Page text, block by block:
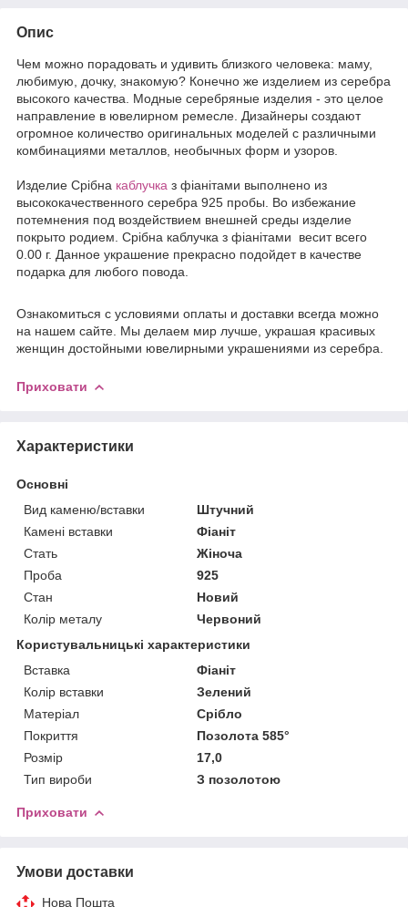
Опис
Чем можно порадовать и удивить близкого человека: маму,
любимую, дочку, знакомую? Конечно же изделием из серебра
высокого качества. Модные серебряные изделия - это целое
направление в ювелирном ремесле. Дизайнеры создают
огромное количество оригинальных моделей с различными
комбинациями металлов, необычных форм и узоров.
Изделие Срібна каблучка з фіанітами выполнено из
высококачественного серебра 925 пробы. Во избежание
потемнения под воздействием внешней среды изделие
покрыто родием. Срібна каблучка з фіанітами весит всего
0.00 г. Данное украшение прекрасно подойдет в качестве
подарка для любого повода.
Ознакомиться с условиями оплаты и доставки всегда можно
на нашем сайте. Мы делаем мир лучше, украшая красивых
женщин достойными ювелирными украшениями из серебра.
Приховати
Характеристики
Основні
Вид каменю/вставки
Штучний
Камені вставки
Фіаніт
Стать
Жіноча
Проба
925
Стан
Новий
Колір металу
Червоний
Користувальницькі характеристики
Вставка
Фіаніт
Колір вставки
Зелений
Матеріал
Срібло
Покриття
Позолота 585°
Розмір
17,0
Тип вироби
З позолотою
Приховати
Умови доставки
Нова Пошта